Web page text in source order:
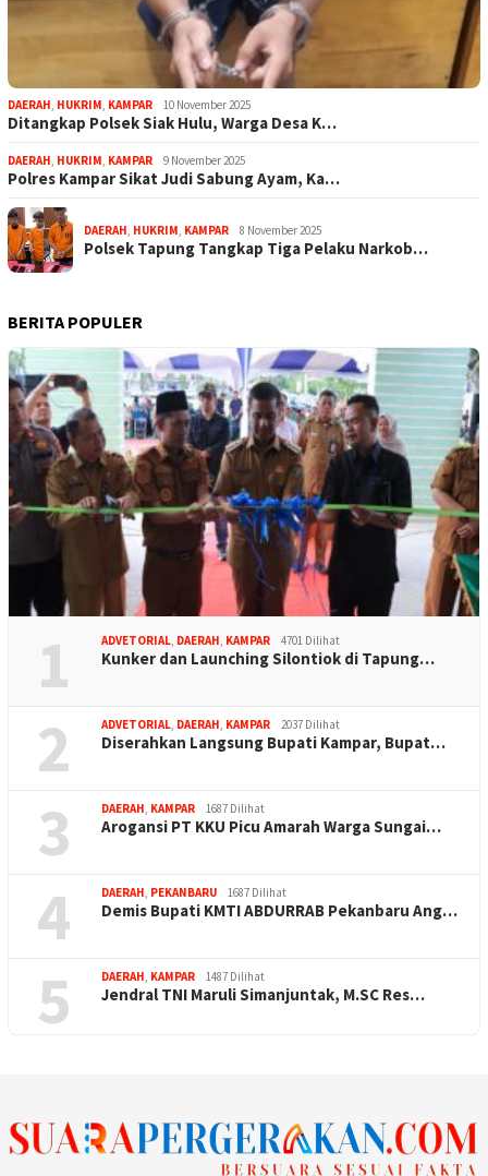
DAERAH, HUKRIM, KAMPAR 10 November 2025
Ditangkap Polsek Siak Hulu, Warga Desa K…
DAERAH, HUKRIM, KAMPAR 9 November 2025
Polres Kampar Sikat Judi Sabung Ayam, Ka…
DAERAH, HUKRIM, KAMPAR 8 November 2025
Polsek Tapung Tangkap Tiga Pelaku Narkob…
BERITA POPULER
1 ADVETORIAL, DAERAH, KAMPAR 4701 Dilihat
Kunker dan Launching Silontiok di Tapung…
2 ADVETORIAL, DAERAH, KAMPAR 2037 Dilihat
Diserahkan Langsung Bupati Kampar, Bupat…
3 DAERAH, KAMPAR 1687 Dilihat
Arogansi PT KKU Picu Amarah Warga Sungai…
4 DAERAH, PEKANBARU 1687 Dilihat
Demis Bupati KMTI ABDURRAB Pekanbaru Ang…
5 DAERAH, KAMPAR 1487 Dilihat
Jendral TNI Maruli Simanjuntak, M.SC Res…